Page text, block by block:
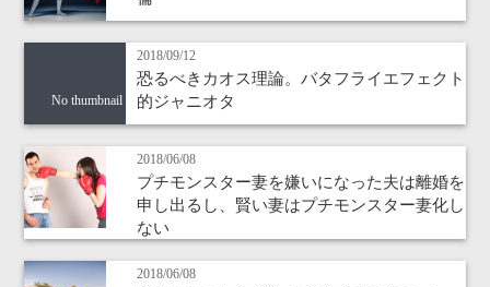
No thumbnail
2018/09/12
恐るべきカオス理論。バタフライエフェクト
的ジャニオタ
2018/06/08
プチモンスター妻を嫌いになった夫は離婚を
申し出るし、賢い妻はプチモンスター妻化し
ない
2018/06/08